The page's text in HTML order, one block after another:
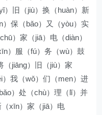
）旧（jiù）换（huàn）新
）保（bǎo）又（yòu）实
）家（jiā）电（diàn）
）服（fú）务（wù）鼓
（jiāng）旧（jiù）家
）我（wǒ）们（men）进
）处（chù）理（lǐ）并
（xīn）家（jiā）电